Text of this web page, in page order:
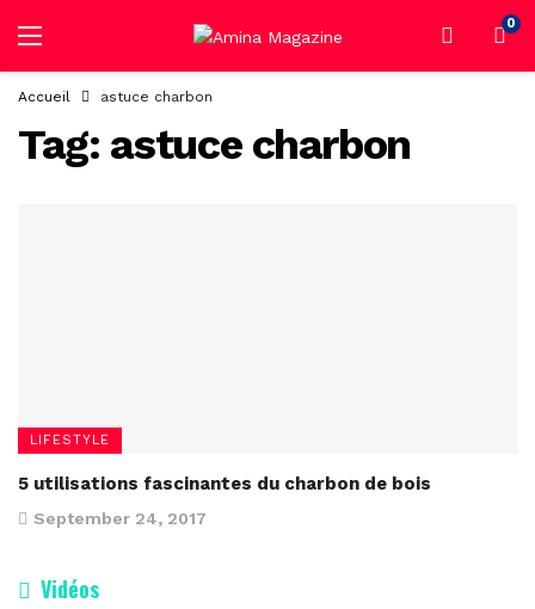
0
Accueil astuce charbon
Tag: astuce charbon
LIFESTYLE
5 utilisations fascinantes du charbon de bois
September 24, 2017
Vidéos